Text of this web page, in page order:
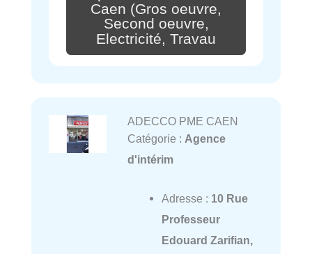
Caen (Gros oeuvre,
Second oeuvre,
Electricité, Travau
ADECCO PME CAEN
Catégorie : Agence
d'intérim
Adresse : 10 Rue
Professeur
Edouard Zarifian,